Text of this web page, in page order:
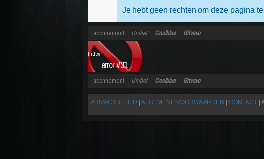
Je hebt geen rechten om deze pagina
abonnement Unibet Coolblue Bitvavo
error #31
Index
abonnement Unibet Coolblue Bitvavo
PRIVACYBELEID ALGEMENE VOORWAARDEN CONTACT |